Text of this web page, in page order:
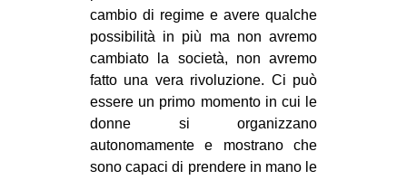
cambio di regime e avere qualche
possibilità in più ma non avremo
cambiato la società, non avremo
fatto una vera rivoluzione. Ci può
essere un primo momento in cui le
donne si organizzano
autonomamente e mostrano che
sono capaci di prendere in mano le